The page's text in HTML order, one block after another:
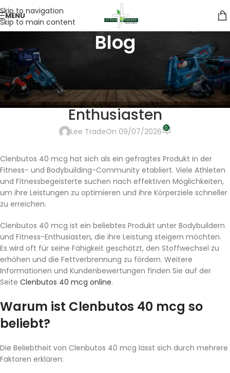
Skip to navigation
Skip to main content
MENU
Blog
Clenbutos 40 mcg – Beliebtheit
und Erfahrungen unter Fitness-
Enthusiasten
Lee TradeOn 09/07/2026 0
Clenbutos 40 mcg hat sich als ein gefragtes Produkt in der
Fitness- und Bodybuilding-Community etabliert. Viele Athleten
und Fitnessbegeisterte suchen nach effektiven Möglichkeiten,
um ihre Leistungen zu optimieren und ihre Körperziele schneller
zu erreichen.
Clenbutos 40 mcg ist ein beliebtes Produkt unter Bodybuildern
und Fitness-Enthusiasten, die ihre Leistung steigern möchten.
Es wird oft für seine Fähigkeit geschätzt, den Stoffwechsel zu
erhöhen und die Fettverbrennung zu fördern. Weitere
Informationen und Kundenbewertungen finden Sie auf der
Seite Clenbutos 40 mcg online.
Warum ist Clenbutos 40 mcg so
beliebt?
Die Beliebtheit von Clenbutos 40 mcg lässt sich durch mehrere
Faktoren erklären: